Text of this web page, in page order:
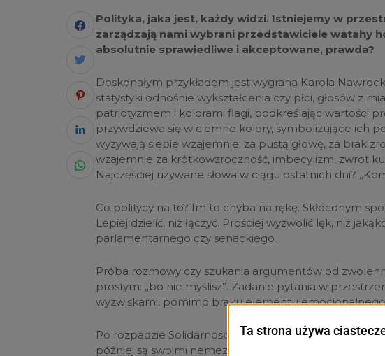
Polityka, jaka jest, każdy widzi. Istniejemy w
zarządzają nami wybrani przedstawiciele watahy
absolutnie sprawiedliwe i akceptowane, prawda?
Doskonałym przykładem jest wygrana Karola
statystyki odnośnie wykształcenia czy płci, głosów z
patriotyzmem i kolorami flagi, podkreślając wartości
przywdziewa się w ciemne kolory, symbolizujące ich
wyzywają siebie wzajemnie: za pustą głowę, za brak
wzajemnie za krótkowzroczność, imbecylizm, zwrot
Najczęściej używane słowa w ciągu ostatnich dni?
Co politycy na to? Im to chyba na rękę. Skłóconym
Lepiej dzielić, niż łączyć. Prościej wyzwolić lęk, niż
parlamentarnego czy senackiego.
Próba rozmowy czy szukania argumentów od
prostym: „bo nie myślisz”. Zadanie pytania w
wyzwiskami, pomimo braku elementu
Po rozpadzie Solidarności Jarosław Kaczyński i
później są swoimi nemezis.